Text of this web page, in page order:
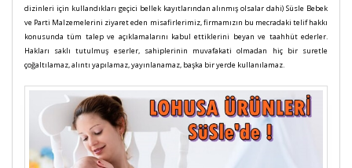
dizinleri için kullandıkları geçici bellek kayıtlarından alınmış olsalar dahi) Süsle Bebek
ve Parti Malzemelerini ziyaret eden misafirlerimiz, firmamızın bu mecradaki telif hakkı
konusunda tüm talep ve açıklamalarını kabul ettiklerini beyan ve taahhüt ederler.
Hakları saklı tutulmuş eserler, sahiplerinin muvafakati olmadan hiç bir suretle
çoğaltılamaz, alıntı yapılamaz, yayınlanamaz, başka bir yerde kullanılamaz.